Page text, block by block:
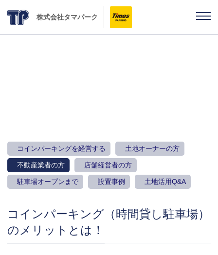
株式会社タマパーク
コインパーキングを経営する 土地オーナーの方
不動産業者の方 店舗経営者の方
駐車場オープンまで 設置事例 土地活用Q&A
コインパーキング（時間貸し駐車場）
のメリットとは！